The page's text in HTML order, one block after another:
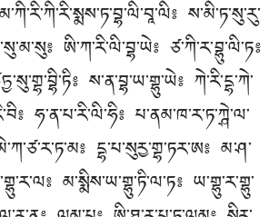
ས་མི་ཏ་སུ་རུ་
ཨི་ཀ་རི་ལི་བྷ་ཡེ༔ ཙ་ཀི་ར་བྷུ་ལི་ཏ༔
ས་ན་བྷ་ཡ་གྷུ་ཡེ༔ ཀེ་རི་དྷ་ཀེ་
ཧ་ན་པ་རི་ལི་ཧི༔ པ་ནམ་ཁ་ར་ཏ་ཀྴེ་ལ་
དྷ་པ་སུརྱ་གྷ་ཏར་ཨ༔ མ་ཤ་
མ་སྨིས་ཡ་གྷུ་ཏི་ལ་ཏ༔ ཡ་གྷུ་ར་གྷུ་